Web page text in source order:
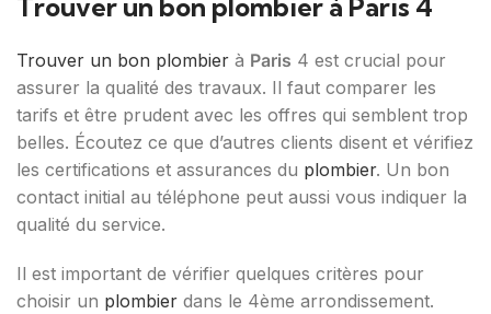
Trouver un bon plombier à Paris 4
Trouver un bon plombier à Paris 4 est crucial pour
assurer la qualité des travaux. Il faut comparer les
tarifs et être prudent avec les offres qui semblent trop
belles. Écoutez ce que d’autres clients disent et vérifiez
les certifications et assurances du plombier. Un bon
contact initial au téléphone peut aussi vous indiquer la
qualité du service.
Il est important de vérifier quelques critères pour
choisir un plombier dans le 4ème arrondissement.